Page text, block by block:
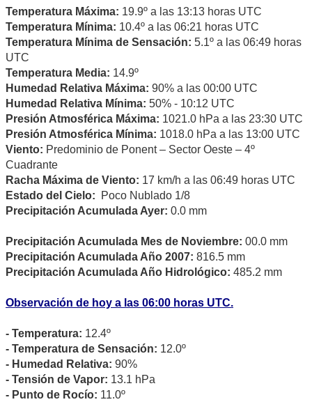
Temperatura Máxima: 19.9º a las 13:13 horas UTC
Temperatura Mínima: 10.4º a las 06:21 horas UTC
Temperatura Mínima de Sensación: 5.1º a las 06:49 horas
UTC
Temperatura Media: 14.9º
Humedad Relativa Máxima: 90% a las 00:00 UTC
Humedad Relativa Mínima: 50% - 10:12 UTC
Presión Atmosférica Máxima: 1021.0 hPa a las 23:30 UTC
Presión Atmosférica Mínima: 1018.0 hPa a las 13:00 UTC
Viento: Predominio de Ponent – Sector Oeste – 4º
Cuadrante
Racha Máxima de Viento: 17 km/h a las 06:49 horas UTC
Estado del Cielo: Poco Nublado 1/8
Precipitación Acumulada Ayer: 0.0 mm
Precipitación Acumulada Mes de Noviembre: 00.0 mm
Precipitación Acumulada Año 2007: 816.5 mm
Precipitación Acumulada Año Hidrológico: 485.2 mm
Observación de hoy a las 06:00 horas UTC.
- Temperatura: 12.4º
- Temperatura de Sensación: 12.0º
- Humedad Relativa: 90%
- Tensión de Vapor: 13.1 hPa
- Punto de Rocío: 11.0º